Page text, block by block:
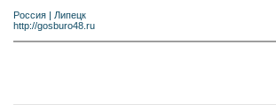
Россия | Липецк
http://gosburo48.ru